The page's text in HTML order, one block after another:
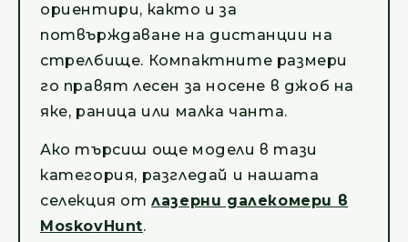
ориентири, както и за
потвърждаване на дистанции на
стрелбище. Компактните размери
го правят лесен за носене в джоб на
яке, раница или малка чанта.
Ако търсиш още модели в тази
категория, разгледай и нашата
селекция отлазерни далекомери в
MoskovHunt.